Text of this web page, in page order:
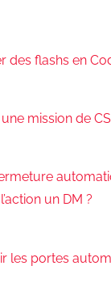
des flashs en
mission de
un DM ?
les portes